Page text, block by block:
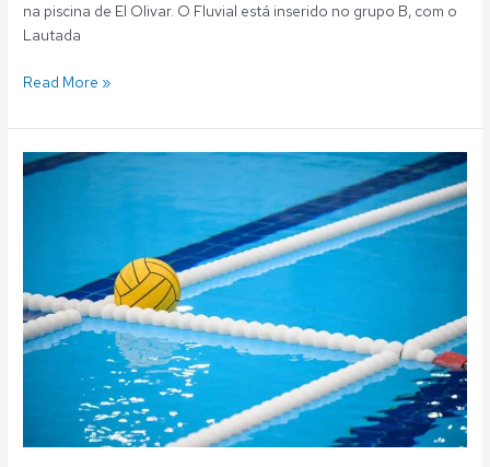
na piscina de El Olivar. O Fluvial está inserido no grupo B, com o
Lautada
Read More »
Polo
Dezembro